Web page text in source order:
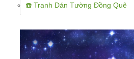
☎️ Tranh Dán Tường Đồng Quê